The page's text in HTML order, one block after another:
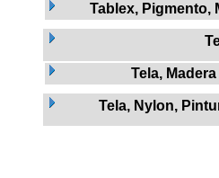
Tablex, Pigmento,
Tela, Madera
Tela, Nylon,